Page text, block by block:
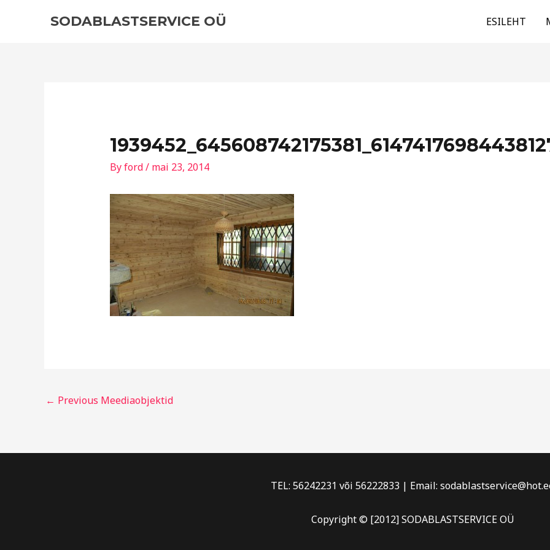
SODABLASTSERVICE OÜ ESILEHT
Byford/ mai 23, 2014
navigation
← Previous Meediaobjektid
TEL: 56242231 või 56222833 | Email:
Copyright © [2012] SODABLASTSERVICE OÜ